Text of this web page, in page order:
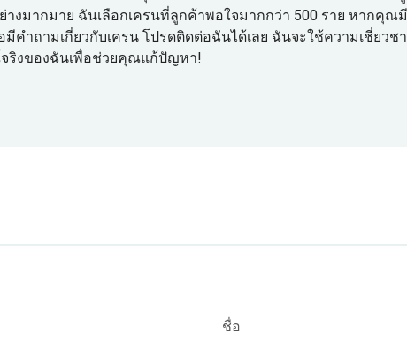
างมากมาย ฉันเลือกเครนที่ลูกค้าพอใจมากกว่า 500 ราย หากคุณมี
คำถามเกี่ยวกับเครน โปรดติดต่อฉันได้เลย ฉันจะใช้ความเชี่ยวช
ริงของฉันเพื่อช่วยคุณแก้ปัญหา!
ชื่อ